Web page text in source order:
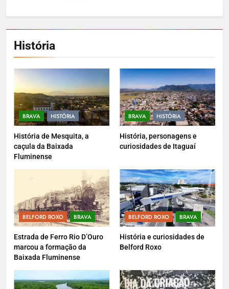
História
BRAVA HISTÓRIA
História de Mesquita, a
caçula da Baixada
Fluminense
BRAVA HISTÓRIA
História, personagens e
curiosidades de Itaguaí
BELFORD ROXO BRAVA
Estrada de Ferro Rio D’Ouro
marcou a formação da
Baixada Fluminense
BELFORD ROXO BRAVA
História e curiosidades de
Belford Roxo